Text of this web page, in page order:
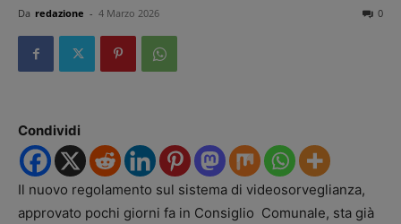
Da redazione - 4 Marzo 2026 0
Condividi
Il nuovo regolamento sul sistema di videosorveglianza,
approvato pochi giorni fa in Consiglio Comunale, sta già